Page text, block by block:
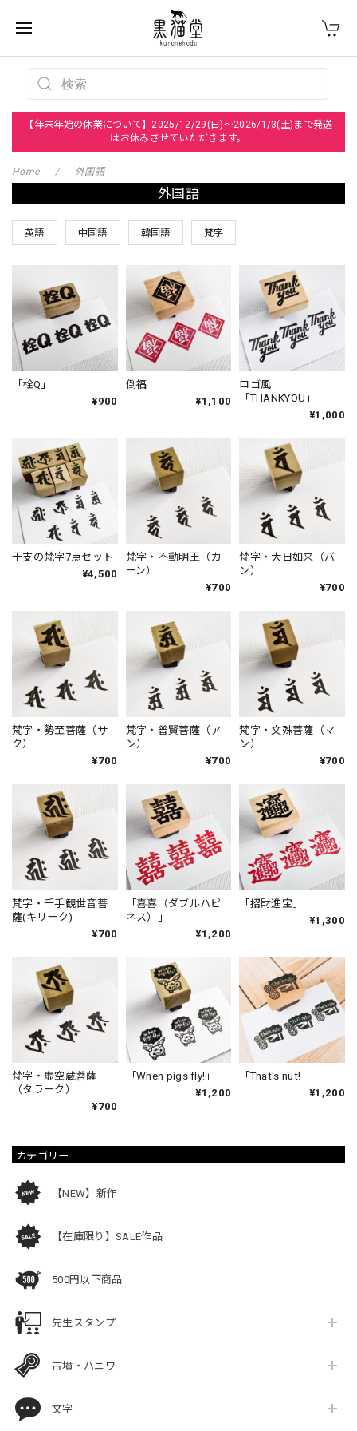
【年末年始の休業について】2025/12/29(日)～2026/1/3(土)まで発送
はお休みさせていただきます。
カテゴリー
【NEW】新作
【在庫限り】SALE作品
500円以下商品
先生スタンプ
古墳・ハニワ
文字
Home 外国語
外国語
英語 中国語 韓国語 梵字
「栓Q」
¥900
倒福
¥1,100
ロゴ風
「THANKYOU」
¥1,000
干支の梵字7点セット
¥4,500
梵字・不動明王（カ
ーン）
¥700
梵字・大日如来（バ
ン）
¥700
梵字・勢至菩薩（サ
ク）
¥700
梵字・普賢菩薩（ア
ン）
¥700
梵字・文殊菩薩（マ
ン）
¥700
梵字・千手観世音菩
薩(キリーク)
¥700
「喜喜（ダブルハピ
ネス）」
¥1,200
「招財進宝」
¥1,300
梵字・虚空蔵菩薩
（タラーク）
¥700
「When pigs fly!」
¥1,200
「That's nut!」
¥1,200